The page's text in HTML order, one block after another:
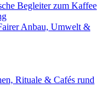
Begleiter zum Kaffee
Anbau, Umwelt &
Rituale & Cafés rund